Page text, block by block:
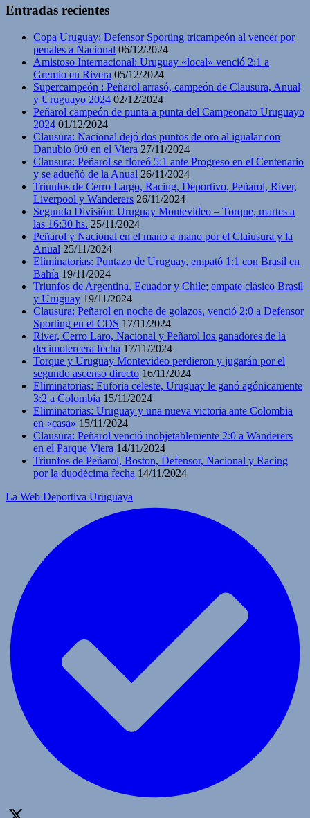
Entradas recientes
Copa Uruguay: Defensor Sporting tricampeón al vencer por
penales a Nacional 06/12/2024
Amistoso Internacional: Uruguay «local» venció 2:1 a
Gremio en Rivera 05/12/2024
Supercampeón : Peñarol arrasó, campeón de Clausura, Anual
y Uruguayo 2024 02/12/2024
Peñarol campeón de punta a punta del Campeonato Uruguayo
2024 01/12/2024
Clausura: Nacional dejó dos puntos de oro al igualar con
Danubio 0:0 en el Viera 27/11/2024
Clausura: Peñarol se floreó 5:1 ante Progreso en el Centenario
y se adueñó de la Anual 26/11/2024
Triunfos de Cerro Largo, Racing, Deportivo, Peñarol, River,
Liverpool y Wanderers 26/11/2024
Segunda División: Uruguay Montevideo – Torque, martes a
las 16:30 hs. 25/11/2024
Peñarol y Nacional en el mano a mano por el Claiusura y la
Anual 25/11/2024
Eliminatorias: Puntazo de Uruguay, empató 1:1 con Brasil en
Bahía 19/11/2024
Triunfos de Argentina, Ecuador y Chile; empate clásico Brasil
y Uruguay 19/11/2024
Clausura: Peñarol en noche de golazos, venció 2:0 a Defensor
Sporting en el CDS 17/11/2024
River, Cerro Laro, Nacional y Peñarol los ganadores de la
decimotercera fecha 17/11/2024
Torque y Uruguay Montevideo perdieron y jugarán por el
segundo ascenso directo 16/11/2024
Eliminatorias: Euforia celeste, Uruguay le ganó agónicamente
3:2 a Colombia 15/11/2024
Eliminatorias: Uruguay y una nueva victoria ante Colombia
en «casa» 15/11/2024
Clausura: Peñarol venció inobjetablemente 2:0 a Wanderers
en el Parque Viera 14/11/2024
Triunfos de Peñarol, Boston, Defensor, Nacional y Racing
por la duodécima fecha 14/11/2024
La Web Deportiva Uruguaya